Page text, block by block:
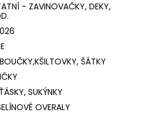
- ZAVINOVAČKY, DEKY,
ŠÁTKY
SUKÝNKY
OVERALY